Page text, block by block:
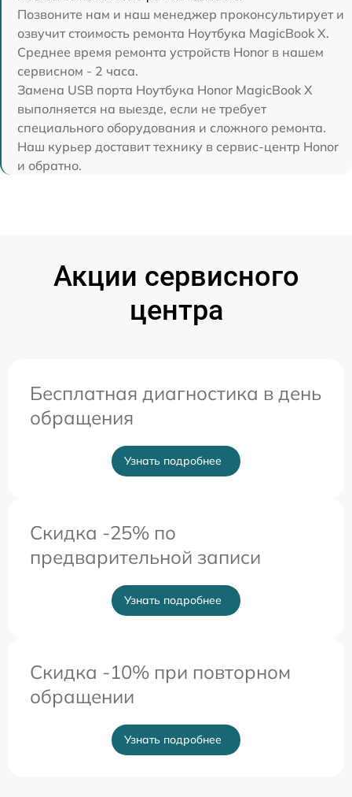
Позвоните нам и наш менеджер проконсультирует и
озвучит стоимость ремонта Ноутбука MagicBook X.
Среднее время ремонта устройств Honor в нашем
сервисном - 2 часа.
Замена USB порта Ноутбука Honor MagicBook X
выполняется на выезде, если не требует
специального оборудования и сложного ремонта.
Наш курьер доставит технику в сервис-центр Honor
и обратно.
Акции сервисного
центра
Бесплатная диагностика в день
обращения
Узнать подробнее
Скидка -25% по
предварительной записи
Узнать подробнее
Скидка -10% при повторном
обращении
Узнать подробнее